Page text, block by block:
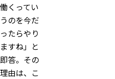
働くってい
うのを今だ
ったらやり
ますね」と
即答。その
理由は、こ